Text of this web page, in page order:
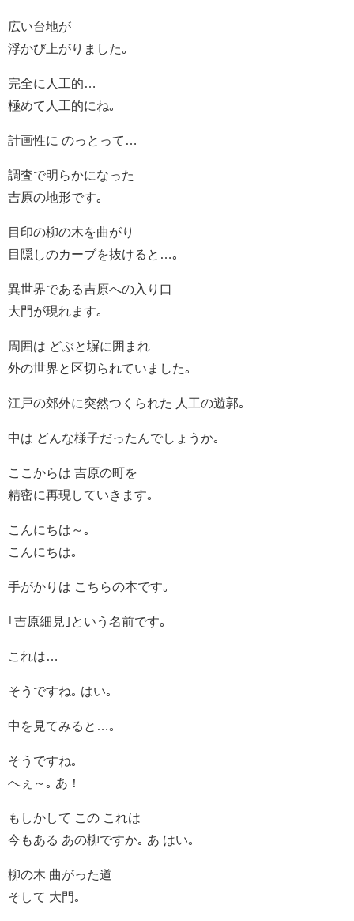
広い台地が
浮かび上がりました｡
完全に人工的…
極めて人工的にね｡
計画性に のっとって…
調査で明らかになった
吉原の地形です｡
目印の柳の木を曲がり
目隠しのカーブを抜けると…｡
異世界である吉原への入り口
大門が現れます｡
周囲は どぶと塀に囲まれ
外の世界と区切られていました｡
江戸の郊外に突然つくられた 人工の遊郭｡
中は どんな様子だったんでしょうか｡
ここからは 吉原の町を
精密に再現していきます｡
こんにちは～｡
こんにちは｡
手がかりは こちらの本です｡
｢吉原細見｣という名前です｡
これは…
そうですね｡ はい｡
中を見てみると…｡
そうですね｡
へぇ～｡ あ！
もしかして この これは
今もある あの柳ですか｡ あ はい｡
柳の木 曲がった道
そして 大門｡